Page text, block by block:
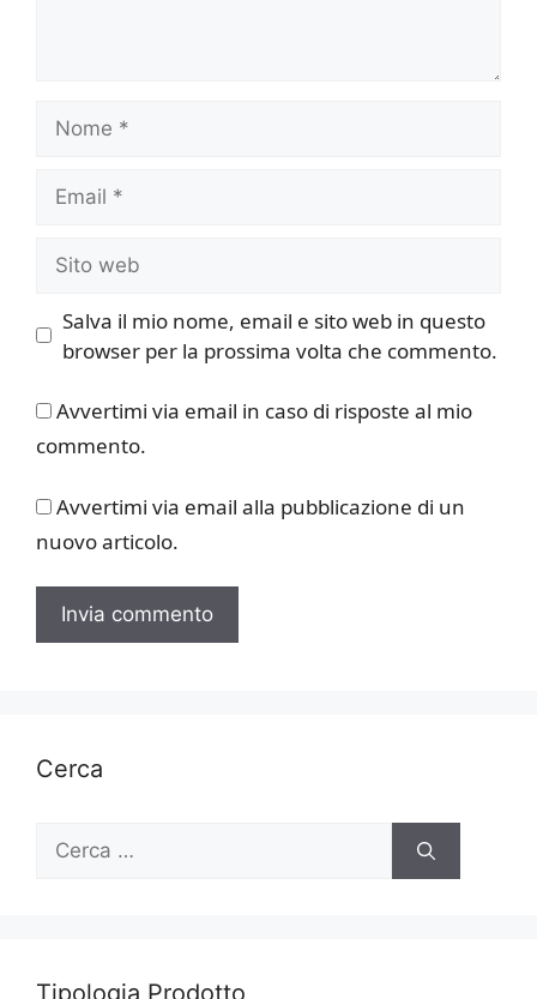
web
Salva il mio nome, email e sito web in questo
browser per la prossima volta che commento.
Avvertimi via email in caso di risposte al mio
commento.
Avvertimi via email alla pubblicazione di un
nuovo articolo.
Cerca
Ricerca